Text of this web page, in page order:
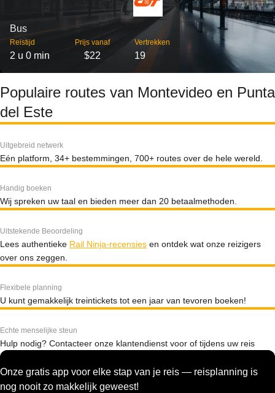
Bus
Reistijd
2 u 0 min
Prijs vanaf
$22
Vertrekken
19
Populaire routes van Montevideo en Punta
del Este
Uitgebreid netwerk
Eén platform, 34+ bestemmingen, 700+ routes over de hele wereld.
Handig boeken
Wij spreken uw taal en bieden meer dan 20 betaalmethoden.
Uitstekende Beoordeling
Lees authentieke Rail Ninja-recensies en ontdek wat onze reizigers
over ons zeggen.
Flexibele planning
U kunt gemakkelijk treintickets tot een jaar van tevoren boeken!
Echte menselijke steun
Hulp nodig? Contacteer onze klantendienst voor of tijdens uw reis
Onze gratis app voor elke stap van je reis — reisplanning is
nog nooit zo makkelijk geweest!